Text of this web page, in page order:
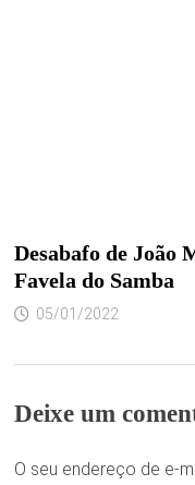
Desabafo de João
Favela do Samba
05/01/2022
Deixe um
O seu endereço de e-